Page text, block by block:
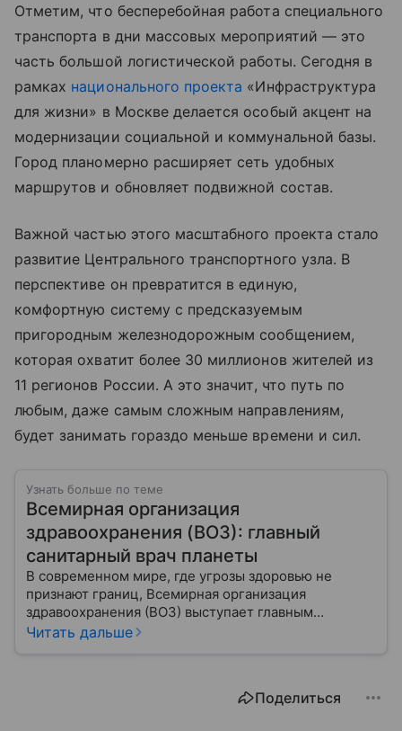
Отметим, что бесперебойная работа специального
транспорта в дни массовых мероприятий — это
часть большой логистической работы. Сегодня в
рамках национального проекта «Инфраструктура
для жизни» в Москве делается особый акцент на
модернизации социальной и коммунальной базы.
Город планомерно расширяет сеть удобных
маршрутов и обновляет подвижной состав.
Важной частью этого масштабного проекта стало
развитие Центрального транспортного узла. В
перспективе он превратится в единую,
комфортную систему с предсказуемым
пригородным железнодорожным сообщением,
которая охватит более 30 миллионов жителей из
11 регионов России. А это значит, что путь по
любым, даже самым сложным направлениям,
будет занимать гораздо меньше времени и сил.
Узнать больше по теме
Всемирная организация
здравоохранения (ВОЗ): главный
санитарный врач планеты
В современном мире, где угрозы здоровью не
признают границ, Всемирная организация
здравоохранения (ВОЗ) выступает главным
координатором глобального здравоохранения. Эта
миллиардов людей. Как устроен этот «командный
Читать дальше
Поделиться